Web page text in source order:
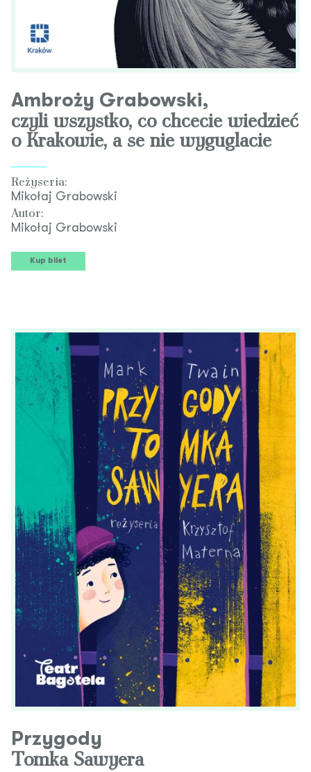
Ambroży Grabowski,
czyli wszystko, co chcecie wiedzieć
o Krakowie, a se nie wyguglacie
Reżyseria:
Mikołaj Grabowski
Autor:
Mikołaj Grabowski
Kup bilet
Przygody
Tomka Sawyera